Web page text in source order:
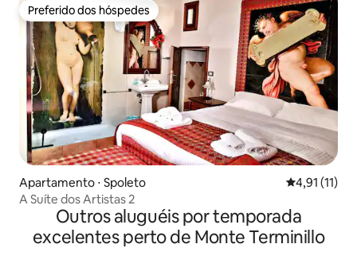
Preferido dos hóspedes
Preferido dos hóspedes
Apartamento ⋅ Spoleto 4,91 de uma
4,91 (11)
A Suíte dos Artistas 2
Outros aluguéis por temporada
excelentes perto de Monte Terminillo